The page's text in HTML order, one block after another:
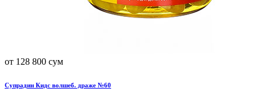
от 128 800 сум
Супрадин Кидс волшеб. драже №60